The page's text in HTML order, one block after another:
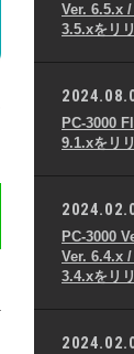
Ver. 6.5.x
3.5.xをリ
PC-3000
9.1.xをリ
PC-3000
Ver. 6.4.x
3.4.xをリ